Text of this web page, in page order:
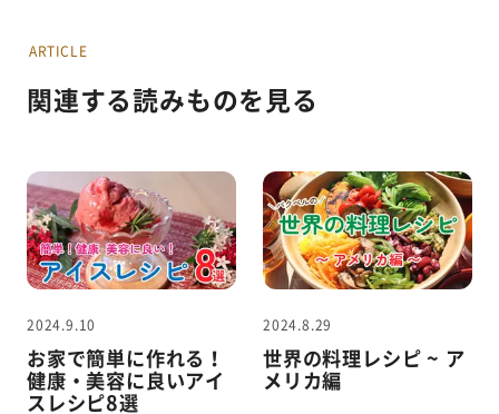
ARTICLE
関連する読みものを見る
2024.9.10
お家で簡単に作れる！
健康・美容に良いアイ
スレシピ8選
2024.8.29
世界の料理レシピ ~ ア
メリカ編